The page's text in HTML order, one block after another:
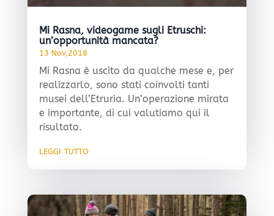
Mi Rasna, videogame sugli Etruschi:
un’opportunità mancata?
13 Nov,2018
Mi Rasna è uscito da qualche mese e, per
realizzarlo, sono stati coinvolti tanti
musei dell’Etruria. Un’operazione mirata
e importante, di cui valutiamo qui il
risultato.
leggi tutto